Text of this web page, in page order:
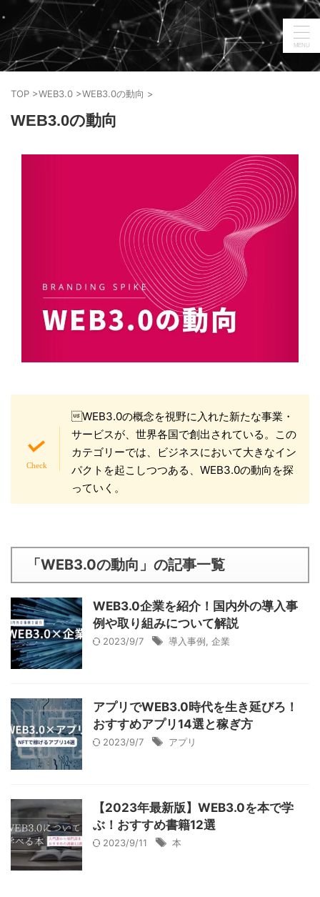
TOP >WEB3.0 >WEB3.0の動向 >
WEB3.0の動向
WEB3.0の概念を視野に入れた新たな事業・
サービスが、世界各国で創出されている。この
カテゴリーでは、ビジネスにおいて大きなイン
パクトを起こしつつある、WEB3.0の動向を探
っていく。
「WEB3.0の動向」の記事一覧
WEB3.0企業を紹介！国内外の導入事
例や取り組みについて解説
2023/9/7 導入事例 企業
アプリでWEB3.0時代を生き延びろ！
おすすめアプリ14選と稼ぎ方
2023/9/7 アプリ
【2023年最新版】WEB3.0を本で学
ぶ！おすすめ書籍12選
2023/9/11 本